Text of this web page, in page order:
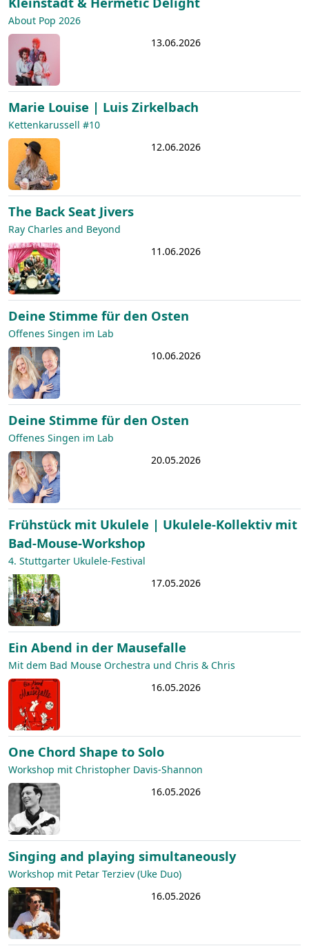
About Pop 2026
13.06.2026
Marie Louise | Luis Zirkelbach
Kettenkarussell #10
12.06.2026
The Back Seat Jivers
Ray Charles and Beyond
11.06.2026
Deine Stimme für den Osten
Offenes Singen im Lab
10.06.2026
Deine Stimme für den Osten
Offenes Singen im Lab
20.05.2026
Frühstück mit Ukulele | Ukulele-Kollektiv mit
Bad-Mouse-Workshop
4. Stuttgarter Ukulele-Festival
17.05.2026
Ein Abend in der Mausefalle
Mit dem Bad Mouse Orchestra und Chris & Chris
16.05.2026
One Chord Shape to Solo
Workshop mit Christopher Davis-Shannon
16.05.2026
Singing and playing simultaneously
Workshop mit Petar Terziev (Uke Duo)
16.05.2026